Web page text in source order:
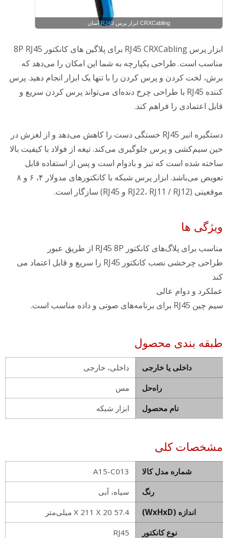
CRXCabling ابزار پرس RJ45 آسان
ابزار پرس RJ45 CRXCabling برای پلاگین های کانکتور 8P RJ45
مناسب است. طراحی یکپارچه به شما این امکان را می‌دهد که
برش، لخت کردن و پرس کردن را با تنها یک ابزار انجام دهید. پرس
کننده RJ45 با طراحی چرخ دنده‌ای می‌تواند پرس کردن سریع و
قابل اعتمادی را فراهم کند.
دستگیره انبر RJ45 خستگی دست را کاهش می‌دهد و از لغزش در
حین سیم‌کشی و پرس جلوگیری می‌کند. تیغه از فولاد با کیفیت بالا
ساخته شده است که تیز و بادوام است و پس از استفاده قابل
تعویض می‌باشد. ابزار پرس شبکه با کانکتورهای مدولار ۴، ۶ و ۸
موقعیتی (RJ22، RJ11 / RJ12 و RJ45) سازگار است.
ویژگی ها
مناسب برای پلاگ‌های کانکتور RJ45 8P از طریق عبور
طراحی چرخشی نصب کانکتور RJ45 را سریع و قابل اعتماد می
کند
عملکرد و دوام عالی
سیم چین RJ45 برای برنامه‌های صوتی و داده مناسب است.
طبقه بندی محصول
داخلی یا خارجی
داخلی، خارجی
راه‌حل
مس
نام محصول
ابزار شبکه
مشخصات کلی
شماره مدل کالا
A15-C013
رنگ
سیاه، آبی
اندازه (WxHxD)
57.4 X 211 X 20 میلی‌متر
نوع کانکتور
RJ45